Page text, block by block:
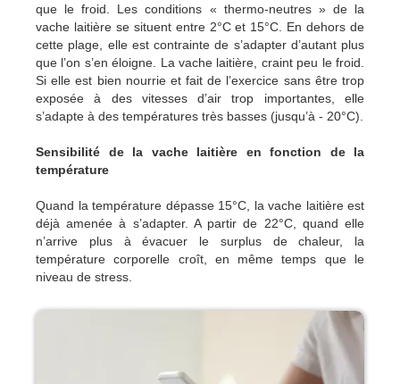
que le froid. Les conditions « thermo-neutres » de la
vache laitière se situent entre 2°C et 15°C. En dehors de
cette plage, elle est contrainte de s’adapter d’autant plus
que l’on s’en éloigne. La vache laitière, craint peu le froid.
Si elle est bien nourrie et fait de l’exercice sans être trop
exposée à des vitesses d’air trop importantes, elle
s’adapte à des températures très basses (jusqu’à - 20°C).
Sensibilité de la vache laitière en fonction de la
température
Quand la température dépasse 15°C, la vache laitière est
déjà amenée à s’adapter. A partir de 22°C, quand elle
n’arrive plus à évacuer le surplus de chaleur, la
température corporelle croît, en même temps que le
niveau de stress.